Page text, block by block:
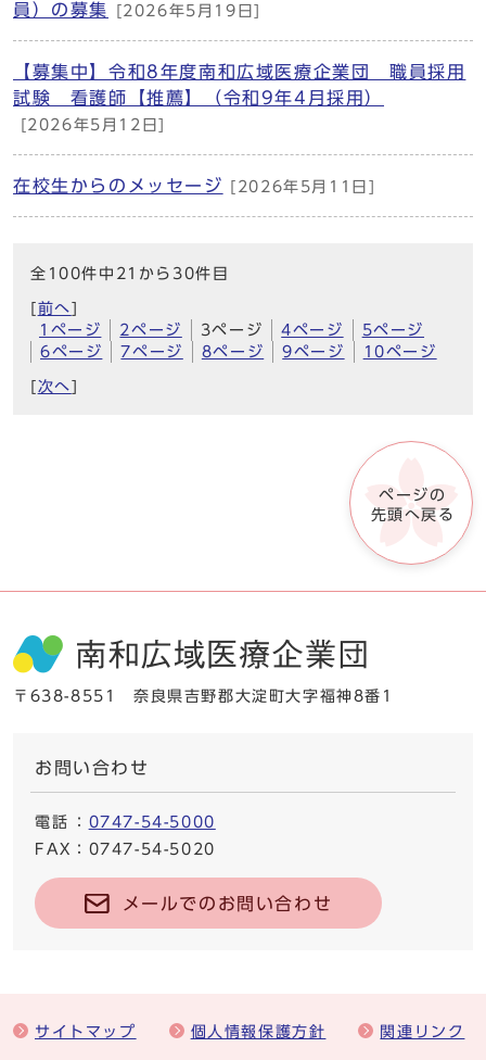
員）の募集
[2026年5月19日]
【募集中】令和8年度南和広域医療企業団 職員採用
試験 看護師【推薦】（令和9年4月採用）
[2026年5月12日]
在校生からのメッセージ [2026年5月11日]
全100件中21から30件目
前へ
1ページ
2ページ 3ページ 4ページ
5ページ
6ページ
7ページ 8ページ 9ページ 10ページ
次へ
ページの
先頭へ戻る
〒638-8551 奈良県吉野郡大淀町大字福神8番1
お問い合わせ
電話 ： 0747-54-5000
FAX ：0747-54-5020
メールでのお問い合わせ
サイトマップ 個人情報保護方針 関連リンク